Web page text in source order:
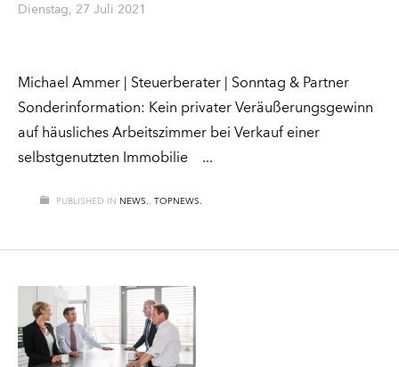
Dienstag, 27 Juli 2021
Michael Ammer | Steuerberater | Sonntag & Partner
Sonderinformation: Kein privater Veräußerungsgewinn
auf häusliches Arbeitszimmer bei Verkauf einer
selbstgenutzten Immobilie
PUBLISHED IN NEWS. , TOPNEWS.